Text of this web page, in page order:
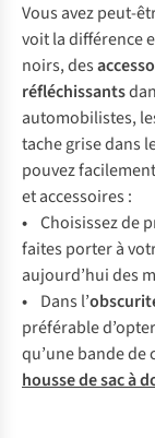
Vous avezpeut-
voitladifférencee
noirs,desacc
réfléchissantsd
automobilistes,l
tachegrisedans l
pouvezfacilement
etaccessoires :
• Choisissezde
faites porteràv
aujourd’huides
• Dans l’obs
préférabled’opter
qu’unebandede
houssedesacàd